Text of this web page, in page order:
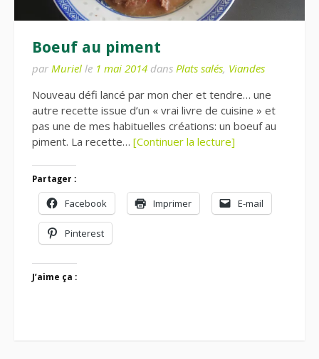
Boeuf au piment
par Muriel le 1 mai 2014 dans Plats salés, Viandes
Nouveau défi lancé par mon cher et tendre… une
autre recette issue d’un « vrai livre de cuisine » et
pas une de mes habituelles créations: un boeuf au
piment. La recette… [Continuer la lecture]
Partager :
Facebook Imprimer E-mail
Pinterest
J’aime ça :